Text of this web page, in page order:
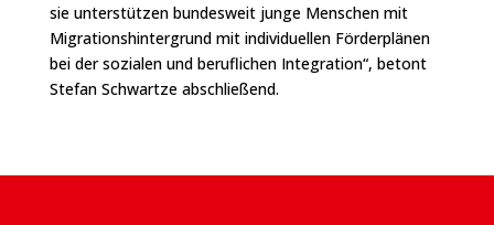
sie unterstützen bundesweit junge Menschen mit
Migrationshintergrund mit individuellen Förderplänen
bei der sozialen und beruflichen Integration“, betont
Stefan Schwartze abschließend.